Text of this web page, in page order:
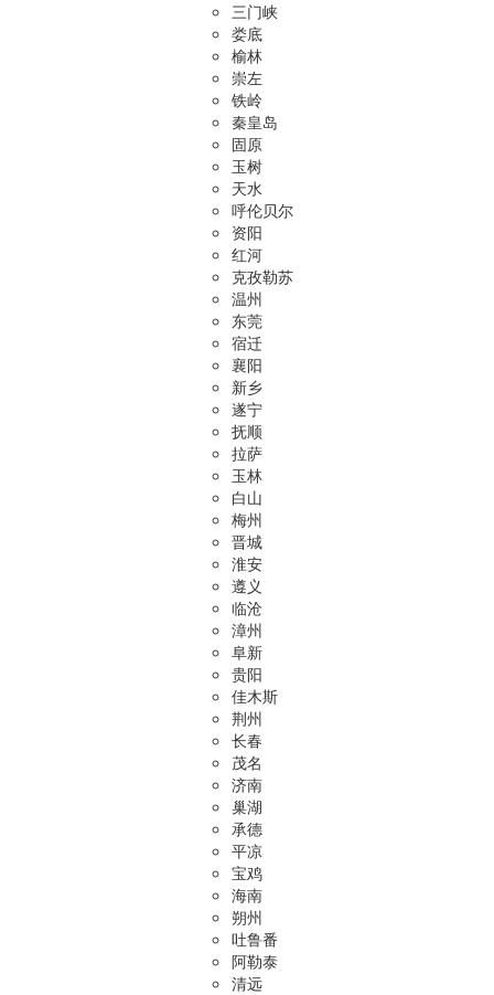
三门峡
娄底
榆林
崇左
铁岭
秦皇岛
固原
玉树
天水
呼伦贝尔
资阳
红河
克孜勒苏
温州
东莞
宿迁
襄阳
新乡
遂宁
抚顺
拉萨
玉林
白山
梅州
晋城
淮安
遵义
临沧
漳州
阜新
贵阳
佳木斯
荆州
长春
茂名
济南
巢湖
承德
平凉
宝鸡
海南
朔州
吐鲁番
阿勒泰
清远